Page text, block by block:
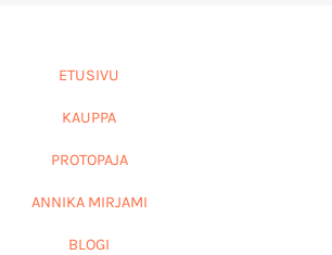
ETUSIVU
KAUPPA
PROTOPAJA
ANNIKA MIRJAMI
BLOGI